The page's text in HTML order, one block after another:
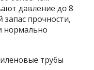
давление до 8
прочности,
нормально